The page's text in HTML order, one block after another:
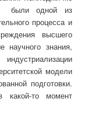
были одной из
процесса и
высшего
научного знания,
модели
подготовки.
то момент